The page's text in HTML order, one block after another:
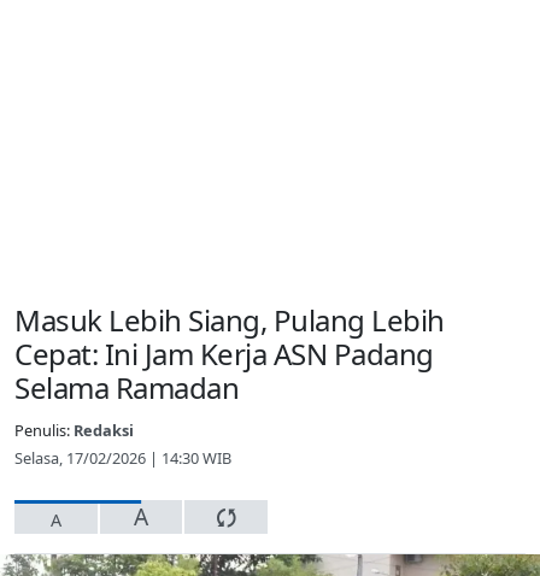
Masuk Lebih Siang, Pulang Lebih
Cepat: Ini Jam Kerja ASN Padang
Selama Ramadan
Penulis: Redaksi
Selasa, 17/02/2026 | 14:30 WIB
A A